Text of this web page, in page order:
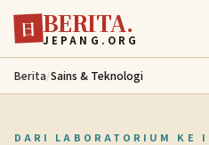
Lewati ke konten utama
日 BERITA.
JEPANG.ORG
Berita/Sains & Teknologi
DARI LABORATORIUM KE